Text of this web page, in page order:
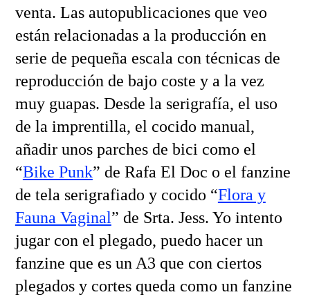
venta. Las autopublicaciones que veo
están relacionadas a la producción en
serie de pequeña escala con técnicas de
reproducción de bajo coste y a la vez
muy guapas. Desde la serigrafía, el uso
de la imprentilla, el cocido manual,
añadir unos parches de bici como el
“Bike Punk” de Rafa El Doc o el fanzine
de tela serigrafiado y cocido “Flora y
Fauna Vaginal” de Srta. Jess. Yo intento
jugar con el plegado, puedo hacer un
fanzine que es un A3 que con ciertos
plegados y cortes queda como un fanzine